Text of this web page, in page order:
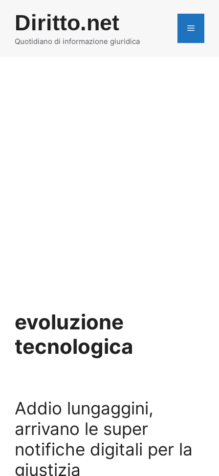
contenuto
Diritto.net
Quotidiano di informazione giuridica
MENU
evoluzione
tecnologica
Addio lungaggini,
arrivano le super
notifiche digitali per la
giustizia